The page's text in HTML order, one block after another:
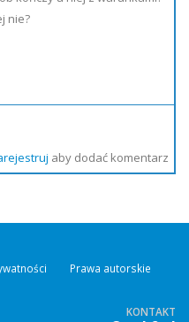
nie?
aby dodać komentarz
Prawa autorskie
KONTAKT